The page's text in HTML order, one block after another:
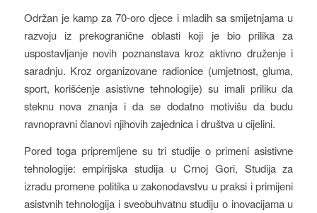
Održan je kamp za 70-oro djece i mladih sa smijetnjama u
razvoju iz prekogranične oblasti koji je bio prilika za
uspostavljanje novih poznanstava kroz aktivno druženje i
saradnju. Kroz organizovane radionice (umjetnost, gluma,
sport, korišćenje asistivne tehnologije) su imali priliku da
steknu nova znanja i da se dodatno motivišu da budu
ravnopravni članovi njihovih zajednica i društva u cijelini.
Pored toga pripremljene su tri studije o primeni asistivne
tehnologije: empirijska studija u Crnoj Gori, Studija za
izradu promene politika u zakonodavstvu u praksi i primijeni
asistvnih tehnologija i sveobuhvatnu studiju o inovacijama u